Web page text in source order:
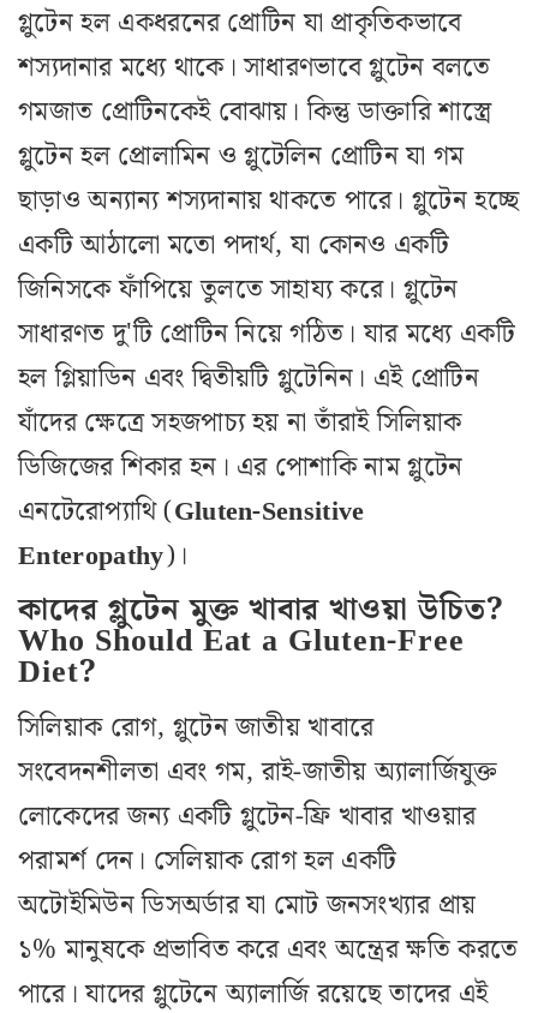
গ্লুটেন হল একধরনের প্রোটিন যা প্রাকৃতিকভাবে
শস‌্যদানার মধ্যে থাকে। সাধারণভাবে গ্লুটেন বলতে
গমজাত প্রোটিনকেই বোঝায়। কিন্তু ডাক্তারি শাস্ত্রে
গ্লুটেন হল প্রোলামিন ও গ্লুটেলিন প্রোটিন যা গম
ছাড়াও অন‌্যান‌্য শস‌্যদানায় থাকতে পারে। গ্লুটেন হচ্ছে
একটি আঠালো মতো পদার্থ, যা কোনও একটি
জিনিসকে ফাঁপিয়ে তুলতে সাহায্য করে। গ্লুটেন
সাধারণত দু'টি প্রোটিন নিয়ে গঠিত। যার মধ্যে একটি
হল গ্লিয়াডিন এবং দ্বিতীয়টি গ্লুটেনিন। এই প্রোটিন
যাঁদের ক্ষেত্রে সহজপাচ‌্য হয় না তাঁরাই সিলিয়াক
ডিজিজের শিকার হন। এর পোশাকি নাম গ্লুটেন
এনটেরোপ‌্যাথি (Gluten-Sensitive
Enteropathy)।
কাদের গ্লুটেন মুক্ত খাবার খাওয়া উচিত?
Who Should Eat a Gluten-Free
Diet?
সিলিয়াক রোগ, গ্লুটেন জাতীয় খাবারে
সংবেদনশীলতা এবং গম, রাই-জাতীয় অ্যালার্জিযুক্ত
লোকেদের জন্য একটি গ্লুটেন-ফ্রি খাবার খাওয়ার
পরামর্শ দেন। সেলিয়াক রোগ হল একটি
অটোইমিউন ডিসঅর্ডার যা মোট জনসংখ্যার প্রায়
১% মানুষকে প্রভাবিত করে এবং অন্ত্রের ক্ষতি করতে
পারে। যাদের গ্লুটেনে অ্যালার্জি রয়েছে তাদের এই